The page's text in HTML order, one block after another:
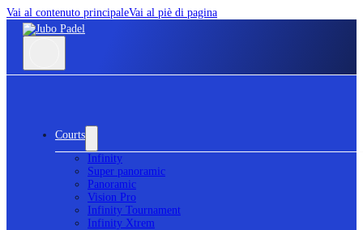
Vai al contenuto principaleVai al piè di pagina
Courts
Infinity
Super panoramic
Panoramic
Vision Pro
Infinity Tournament
Infinity Xtrem